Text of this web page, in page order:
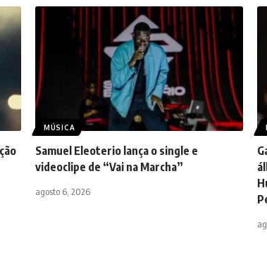
MÚSICA
Samuel Eleoterio lança o single e
videoclipe de “Vai na Marcha”
agosto 6, 2026